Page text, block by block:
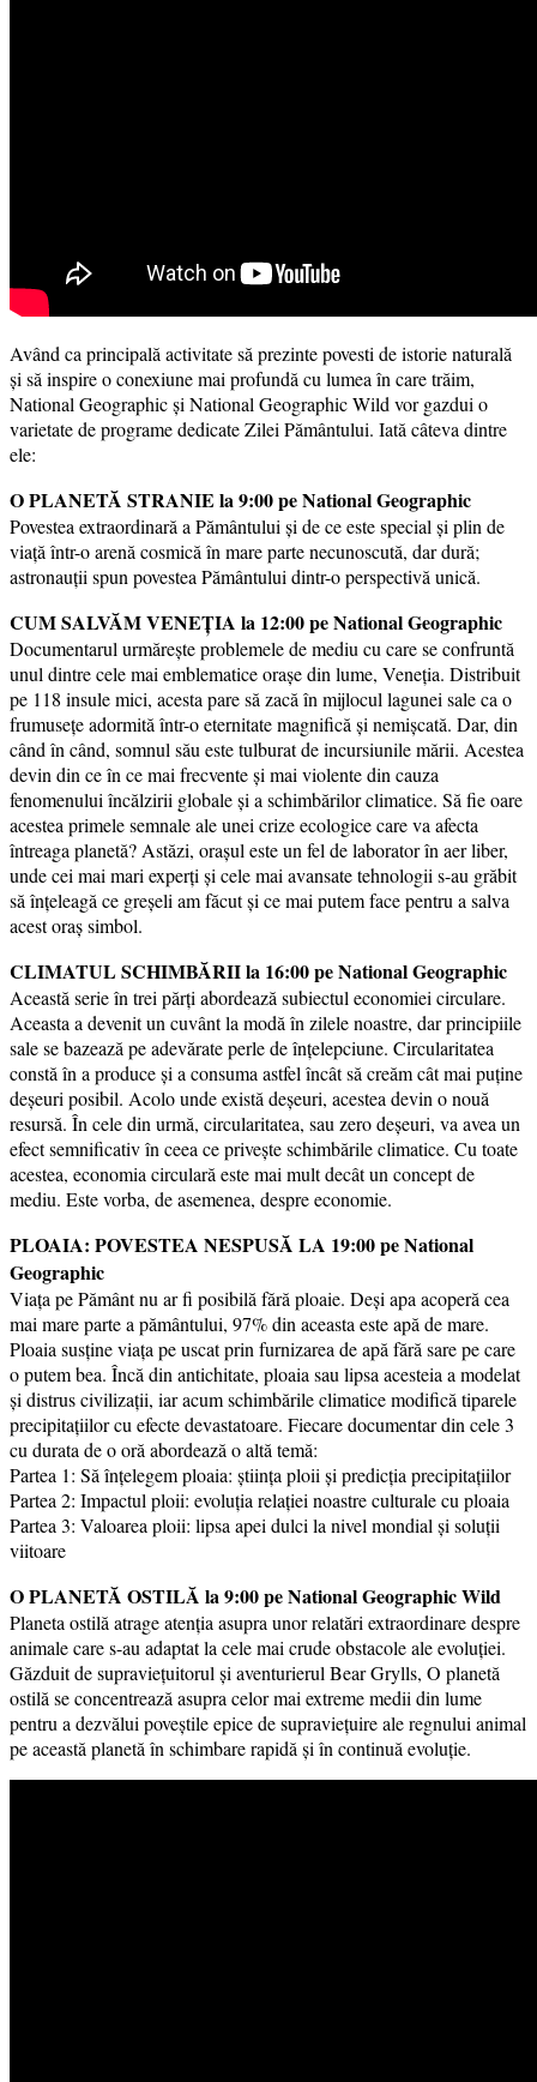
Având ca principală activitate să prezinte povesti de istorie naturală
și să inspire o conexiune mai profundă cu lumea în care trăim,
National Geographic și National Geographic Wild vor gazdui o
varietate de programe dedicate Zilei Pământului. Iată câteva dintre
ele:
O PLANETĂ STRANIE la 9:00 pe National Geographic
Povestea extraordinară a Pământului și de ce este special și plin de
viață într-o arenă cosmică în mare parte necunoscută, dar dură;
astronauții spun povestea Pământului dintr-o perspectivă unică.
CUM SALVĂM VENEȚIA la 12:00 pe National Geographic
Documentarul urmărește problemele de mediu cu care se confruntă
unul dintre cele mai emblematice orașe din lume, Veneția. Distribuit
pe 118 insule mici, acesta pare să zacă în mijlocul lagunei sale ca o
frumusețe adormită într-o eternitate magnifică și nemișcată. Dar, din
când în când, somnul său este tulburat de incursiunile mării. Acestea
devin din ce în ce mai frecvente și mai violente din cauza
fenomenului încălzirii globale și a schimbărilor climatice. Să fie oare
acestea primele semnale ale unei crize ecologice care va afecta
întreaga planetă? Astăzi, orașul este un fel de laborator în aer liber,
unde cei mai mari experți și cele mai avansate tehnologii s-au grăbit
să înțeleagă ce greșeli am făcut și ce mai putem face pentru a salva
acest oraș simbol.
CLIMATUL SCHIMBĂRII la 16:00 pe National Geographic
Această serie în trei părți abordează subiectul economiei circulare.
Aceasta a devenit un cuvânt la modă în zilele noastre, dar principiile
sale se bazează pe adevărate perle de înțelepciune. Circularitatea
constă în a produce și a consuma astfel încât să creăm cât mai puține
deșeuri posibil. Acolo unde există deșeuri, acestea devin o nouă
resursă. În cele din urmă, circularitatea, sau zero deșeuri, va avea un
efect semnificativ în ceea ce privește schimbările climatice. Cu toate
acestea, economia circulară este mai mult decât un concept de
mediu. Este vorba, de asemenea, despre economie.
PLOAIA: POVESTEA NESPUSĂ LA 19:00 pe National
Geographic
Viața pe Pământ nu ar fi posibilă fără ploaie. Deși apa acoperă cea
mai mare parte a pământului, 97% din aceasta este apă de mare.
Ploaia susține viața pe uscat prin furnizarea de apă fără sare pe care
o putem bea. Încă din antichitate, ploaia sau lipsa acesteia a modelat
și distrus civilizații, iar acum schimbările climatice modifică tiparele
precipitațiilor cu efecte devastatoare. Fiecare documentar din cele 3
cu durata de o oră abordează o altă temă:
Partea 1: Să înțelegem ploaia: știința ploii și predicția precipitațiilor
Partea 2: Impactul ploii: evoluția relației noastre culturale cu ploaia
Partea 3: Valoarea ploii: lipsa apei dulci la nivel mondial și soluții
viitoare
O PLANETĂ OSTILĂ la 9:00 pe National Geographic Wild
Planeta ostilă atrage atenția asupra unor relatări extraordinare despre
animale care s-au adaptat la cele mai crude obstacole ale evoluției.
Găzduit de supraviețuitorul și aventurierul Bear Grylls, O planetă
ostilă se concentrează asupra celor mai extreme medii din lume
pentru a dezvălui poveștile epice de supraviețuire ale regnului animal
pe această planetă în schimbare rapidă și în continuă evoluție.